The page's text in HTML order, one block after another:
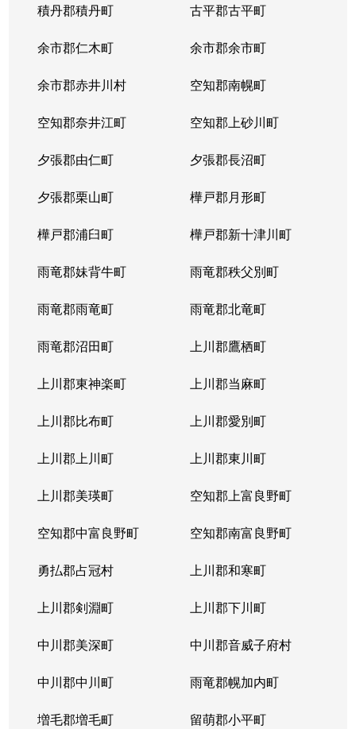
積丹郡積丹町 古平郡古平町
余市郡仁木町 余市郡余市町
余市郡赤井川村 空知郡南幌町
空知郡奈井江町 空知郡上砂川町
夕張郡由仁町 夕張郡長沼町
夕張郡栗山町 樺戸郡月形町
樺戸郡浦臼町 樺戸郡新十津川町
雨竜郡妹背牛町 雨竜郡秩父別町
雨竜郡雨竜町 雨竜郡北竜町
雨竜郡沼田町 上川郡鷹栖町
上川郡東神楽町 上川郡当麻町
上川郡比布町 上川郡愛別町
上川郡上川町 上川郡東川町
上川郡美瑛町 空知郡上富良野町
空知郡中富良野町 空知郡南富良野町
勇払郡占冠村 上川郡和寒町
上川郡剣淵町 上川郡下川町
中川郡美深町 中川郡音威子府村
中川郡中川町 雨竜郡幌加内町
増毛郡増毛町 留萌郡小平町